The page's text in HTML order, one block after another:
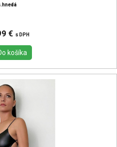
€ s DPH